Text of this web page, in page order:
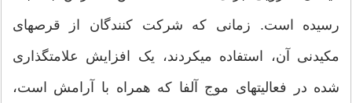
رسیده است. زمانی که شرکت کنندگان از قرصهای
مکیدنی آن، استفاده میکردند، یک افزایش علامتگذاری
شده در فعالیتهای موج آلفا که همراه با آرامش است،